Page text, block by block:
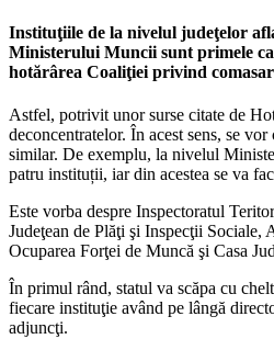
Instituţiile de la nivelul judeţelor
Ministerului Muncii sunt primele
hotărârea Coaliţiei privind
Astfel, potrivit unor surse citate de
deconcentratelor. În acest sens, se
similar. De exemplu, la nivelul
patru instituții, iar din acestea se va
Este vorba despre Inspectoratul
Judeţean de Plăţi şi Inspecţii Sociale,
Ocuparea Forţei de Muncă şi Casa
În primul rând, statul va scăpa cu
fiecare instituţie având pe lângă
adjuncţi.